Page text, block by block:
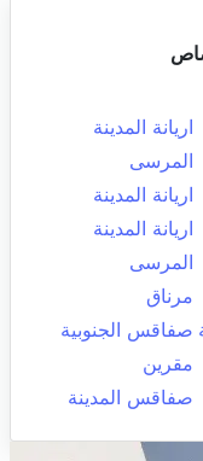
اريانة المدينة
المرسى
اريانة المدينة
اريانة المدينة
المرسى
مرناق
صفاقس الجنوبية
مقرين
صفاقس المدينة